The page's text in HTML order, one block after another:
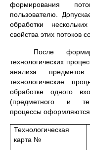
формирования
пользователю.
обработки
свойства этих потоков
После
технологических
анализа
технологические
обработке одного
(предметного и
процессы оформляются
Технологическая
карта №